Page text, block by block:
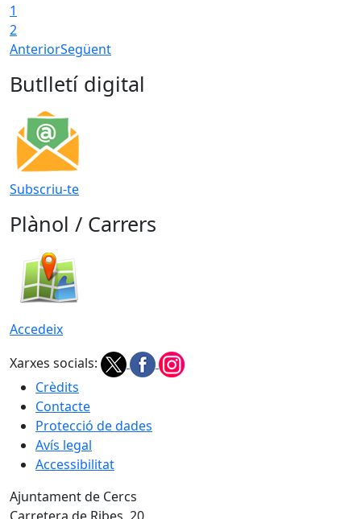
1
2
AnteriorSegüent
Butlletí digital
Subscriu-te
Plànol / Carrers
Accedeix
Xarxes socials:
Crèdits
Contacte
Protecció de dades
Avís legal
Accessibilitat
Ajuntament de Cercs